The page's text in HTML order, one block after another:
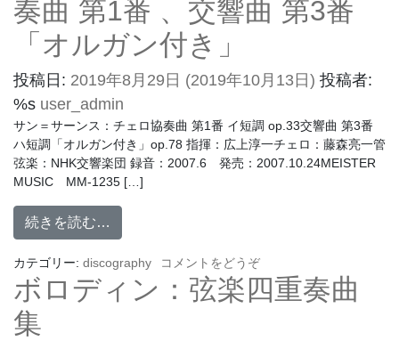
奏曲 第1番 、交響曲 第3番
「オルガン付き」
投稿日: 2019年8月29日 (2019年10月13日) 投稿者:
%s user_admin
サン＝サーンス：チェロ協奏曲 第1番 イ短調 op.33交響曲 第3番
ハ短調「オルガン付き」op.78 指揮：広上淳一チェロ：藤森亮一管
弦楽：NHK交響楽団 録音：2007.6 発売：2007.10.24MEISTER
MUSIC MM-1235 […]
続きを読む…
カテゴリー: discography コメントをどうぞ
ボロディン：弦楽四重奏曲
集